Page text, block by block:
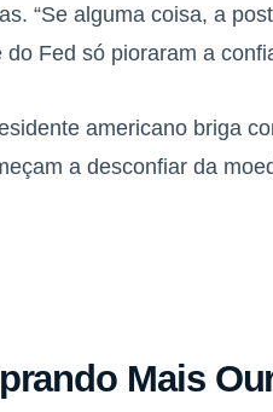
“Se alguma coisa, a
Fed só pioraram a
americano briga
a desconfiar da
Mais